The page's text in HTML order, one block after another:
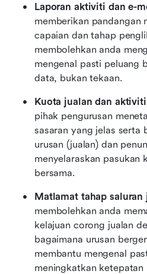
Laporan aktiviti dan e-
memberikan pandangan
capaian dan tahap
membolehkan anda
mengenal pasti peluang
data, bukan tekaan.
Kuota jualan dan
pihak pengurusan
sasaran yang jelas serta
urusan (jualan) dan
menyelaraskan pasukan
bersama.
Matlamat tahap saluran
membolehkan anda
kelajuan corong jualan
bagaimana urusan
membantu mengenal
meningkatkan ketepatan